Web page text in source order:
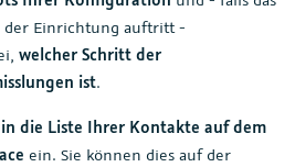
der Einrichtung auftritt -
welcher Schritt der
ist.
in die Liste Ihrer Kontakte auf dem
ein. Sie können dies auf der